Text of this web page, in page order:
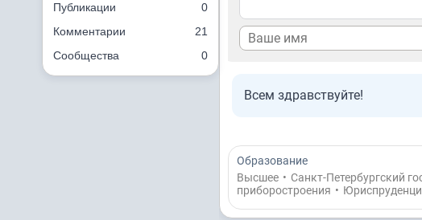
Публикации
0
Комментарии
21
Сообщества
0
Всем здравствуйте!
Образование
Высшее • Санкт-Петербургский
приборостроения •